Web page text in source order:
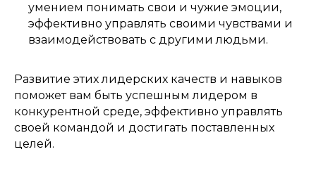
умением понимать свои и чужие эмоции,
эффективно управлять своими чувствами и
взаимодействовать с другими людьми.
Развитие этих лидерских качеств и навыков
поможет вам быть успешным лидером в
конкурентной среде, эффективно управлять
своей командой и достигать поставленных
целей.